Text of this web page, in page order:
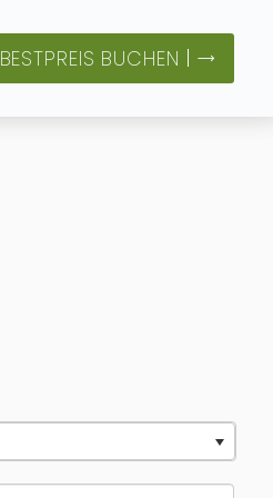
BESTPREIS BUCHEN